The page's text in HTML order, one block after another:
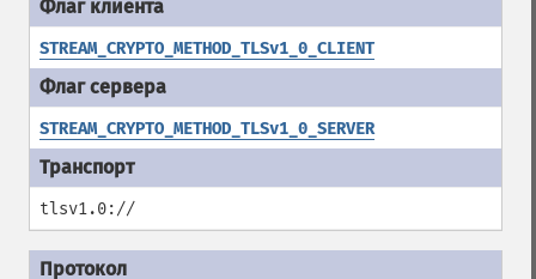
STREAM_CRYPTO_METHOD_TLSv1_0_CLIENT
STREAM_CRYPTO_METHOD_TLSv1_0_SERVER
tlsv1.0://